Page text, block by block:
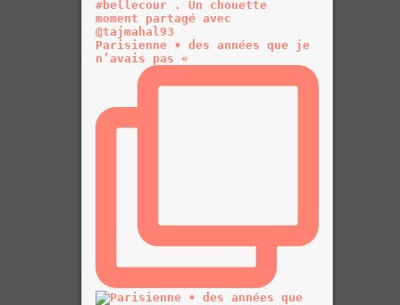
Parisienne • des années que je
n’avais pas «